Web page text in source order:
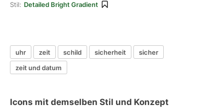
Stil: Detailed Bright Gradient
uhr zeit schild sicherheit
sicher
zeit und datum
Icons mit demselben Stil und Konzept